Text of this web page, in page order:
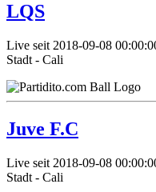
LQS
Live seit 2018-09-08
Stadt - Cali
Juve F.C
Live seit 2018-09-08
Stadt - Cali